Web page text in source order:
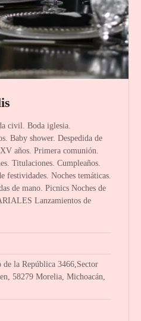
civil. Boda iglesia.
Baby shower. Despedida de
años. Primera comunión.
Titulaciones. Cumpleaños.
festividades. Noches temáticas.
de mano. Picnics Noches de
Lanzamientos de
de la República 3466,Sector
58279 Morelia, Michoacán,